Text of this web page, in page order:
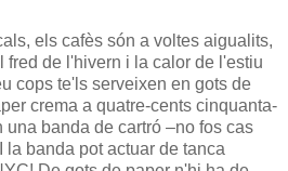
els cafès són a voltes aigualits,
fred de l'hivern i la calor de l'estiu
cops te'ls serveixen en gots de
crema a quatre-cents cinquanta-
una banda de cartró –no fos cas
la banda pot actuar de tanca